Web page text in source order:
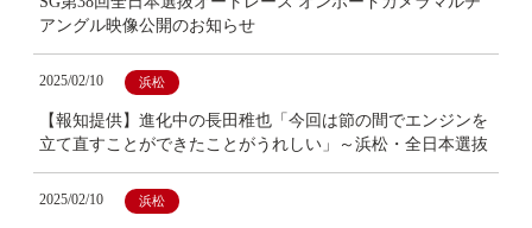
アングル映像公開のお知らせ
2025/02/10 浜松
【報知提供】進化中の長田稚也「今回は節の間でエンジンを
立て直すことができたことがうれしい」～浜松・全日本選抜
2025/02/10 浜松